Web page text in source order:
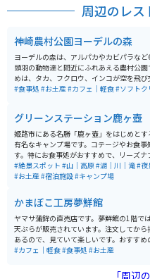
周辺のレス
神崎農村公園ヨーデルの森
ヨーデルの森は、アルパカやカビパラな
頭羽の動物達と間近にふれあえる農村公園
めは、タカ、フクロウ、インコが空を飛
最大級のバードパフォーマンスショーです。 パン作り
工房で作られたプリンが人気でソフトクリ
いです。
#食事処 #お土産#カフェ｜軽食#ソフトク
グリーンステーション鹿ヶ壺
姫路市にある名勝「鹿ヶ壺」をはじめと
有名なキャンプ場です。コテージやお食事
す。特にお食事処がおすすめで、リーズナ
定食が楽しめます。夏はゆるやかな滝で川
ため、家族連れにもおすすめです。
#絶景スポット #山｜高原#湖｜川｜滝#夜
#お土産#宿泊施設#キャンプ場
かまぼこ工房夢鮮館
ヤマサ蒲鉾の直売店です。夢鮮館の1階で
天ぷらが販売されています。注文してから
あるので、見ていて楽しいです。おすすめ
城下町ドッグ（チーカマドッグ）です。ま
おすすめは外のベンチです。近くに花畑が
#カフェ｜軽食#食事処 #お土産
「周辺